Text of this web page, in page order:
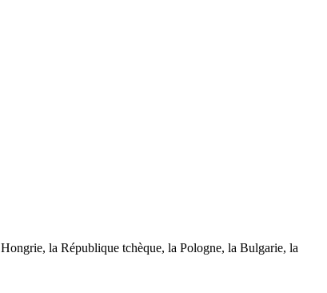
la République tchèque, la Pologne, la Bulgarie, la